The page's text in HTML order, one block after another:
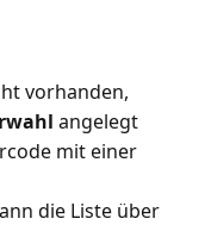
vorhanden,
angelegt
mit einer
die Liste über